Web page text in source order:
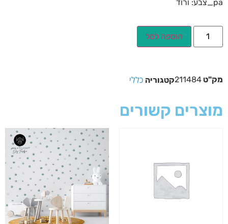
pa_צבע: ורוד
הוספה לסל
מק"ט 211484קטגוריה כללי
מוצרים קשורים